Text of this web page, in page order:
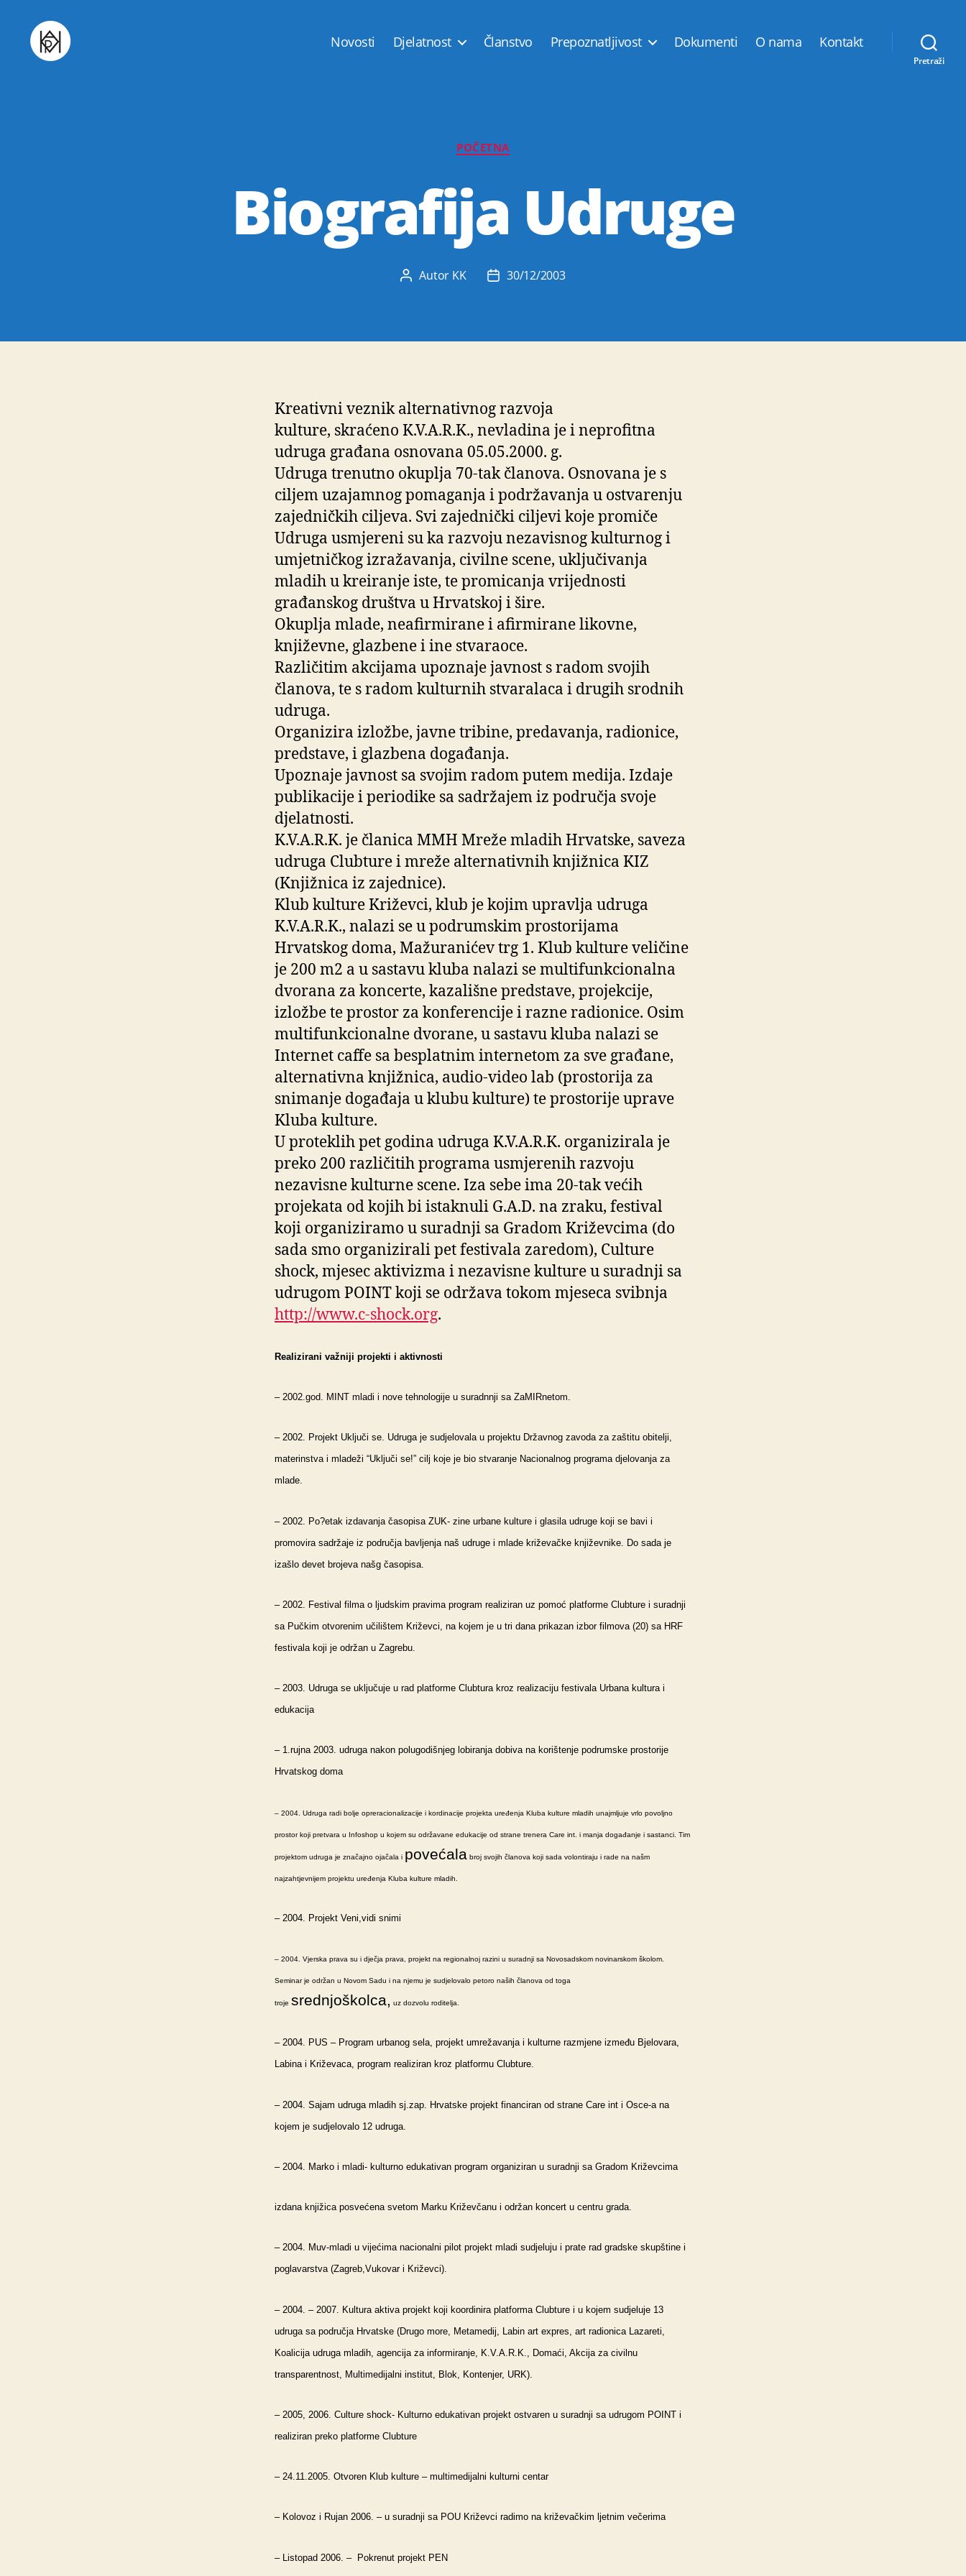
Novosti Djelatnost Članstvo Prepoznatljivost Dokumenti O nama Kontakt
Pretraži
Kategorije
POČETNA
Biografija Udruge
AutorAutor KK
Datum
30/12/2003
Kreativni veznik alternativnog razvoja
kulture, skraćeno K.V.A.R.K., nevladina je i neprofitna
udruga građana osnovana 05.05.2000. g.
Udruga trenutno okuplja 70-tak članova. Osnovana je s
ciljem uzajamnog pomaganja i podržavanja u ostvarenju
zajedničkih ciljeva. Svi zajednički ciljevi koje promiče
Udruga usmjereni su ka razvoju nezavisnog kulturnog i
umjetničkog izražavanja, civilne scene, uključivanja
mladih u kreiranje iste, te promicanja vrijednosti
građanskog društva u Hrvatskoj i šire.
Okuplja mlade, neafirmirane i afirmirane likovne,
književne, glazbene i ine stvaraoce.
Različitim akcijama upoznaje javnost s radom svojih
članova, te s radom kulturnih stvaralaca i drugih srodnih
udruga.
Organizira izložbe, javne tribine, predavanja, radionice,
predstave, i glazbena događanja.
Upoznaje javnost sa svojim radom putem medija. Izdaje
publikacije i periodike sa sadržajem iz područja svoje
djelatnosti.
K.V.A.R.K. je članica MMH Mreže mladih Hrvatske, saveza
udruga Clubture i mreže alternativnih knjižnica KIZ
(Knjižnica iz zajednice).
Klub kulture Križevci, klub je kojim upravlja udruga
K.V.A.R.K., nalazi se u podrumskim prostorijama
Hrvatskog doma, Mažuranićev trg 1. Klub kulture veličine
je 200 m2 a u sastavu kluba nalazi se multifunkcionalna
dvorana za koncerte, kazališne predstave, projekcije,
izložbe te prostor za konferencije i razne radionice. Osim
multifunkcionalne dvorane, u sastavu kluba nalazi se
Internet caffe sa besplatnim internetom za sve građane,
alternativna knjižnica, audio-video lab (prostorija za
snimanje događaja u klubu kulture) te prostorije uprave
Kluba kulture.
U proteklih pet godina udruga K.V.A.R.K. organizirala je
preko 200 različitih programa usmjerenih razvoju
nezavisne kulturne scene. Iza sebe ima 20-tak većih
projekata od kojih bi istaknuli G.A.D. na zraku, festival
koji organiziramo u suradnji sa Gradom Križevcima (do
sada smo organizirali pet festivala zaredom), Culture
shock, mjesec aktivizma i nezavisne kulture u suradnji sa
udrugom POINT koji se održava tokom mjeseca svibnja
http://www.c-shock.org.
Realizirani važniji projekti i aktivnosti
– 2002.god. MINT mladi i nove tehnologije u suradnnji sa ZaMIRnetom.
– 2002. Projekt Uključi se. Udruga je sudjelovala u projektu Državnog zavoda za zaštitu obitelji,
materinstva i mladeži “Uključi se!” cilj koje je bio stvaranje Nacionalnog programa djelovanja za
mlade.
– 2002. Po?etak izdavanja časopisa ZUK- zine urbane kulture i glasila udruge koji se bavi i
promovira sadržaje iz područja bavljenja naš udruge i mlade križevačke književnike. Do sada je
izašlo devet brojeva našg časopisa.
– 2002. Festival filma o ljudskim pravima program realiziran uz pomoć platforme Clubture i suradnji
sa Pučkim otvorenim učilištem Križevci, na kojem je u tri dana prikazan izbor filmova (20) sa HRF
festivala koji je održan u Zagrebu.
– 2003. Udruga se uključuje u rad platforme Clubtura kroz realizaciju festivala Urbana kultura i
edukacija
– 1.rujna 2003. udruga nakon polugodišnjeg lobiranja dobiva na korištenje podrumske prostorije
Hrvatskog doma
– 2004. Udruga radi bolje opreracionalizacije i kordinacije projekta uređenja Kluba kulture mladih unajmljuje vrlo povoljno
prostor koji pretvara u Infoshop u kojem su održavane edukacije od strane trenera Care int. i manja događanje i sastanci. Tim
projektom udruga je značajno ojačala i povećala broj svojih članova koji sada volontiraju i rade na našm
najzahtjevnijem projektu uređenja Kluba kulture mladih.
– 2004. Projekt Veni,vidi snimi
– 2004. Vjerska prava su i dječja prava, projekt na regionalnoj razini u suradnji sa Novosadskom novinarskom školom.
Seminar je održan u Novom Sadu i na njemu je sudjelovalo petoro naših članova od toga
troje srednjoškolca, uz dozvolu roditelja.
– 2004. PUS – Program urbanog sela, projekt umrežavanja i kulturne razmjene između Bjelovara,
Labina i Križevaca, program realiziran kroz platformu Clubture.
– 2004. Sajam udruga mladih sj.zap. Hrvatske projekt financiran od strane Care int i Osce-a na
kojem je sudjelovalo 12 udruga.
– 2004. Marko i mladi- kulturno edukativan program organiziran u suradnji sa Gradom Križevcima
izdana knjižica posvećena svetom Marku Križevčanu i održan koncert u centru grada.
– 2004. Muv-mladi u vijećima nacionalni pilot projekt mladi sudjeluju i prate rad gradske skupštine i
poglavarstva (Zagreb,Vukovar i Križevci).
– 2004. – 2007. Kultura aktiva projekt koji koordinira platforma Clubture i u kojem sudjeluje 13
udruga sa područja Hrvatske (Drugo more, Metamedij, Labin art expres, art radionica Lazareti,
Koalicija udruga mladih, agencija za informiranje, K.V.A.R.K., Domaći, Akcija za civilnu
transparentnost, Multimedijalni institut, Blok, Kontenjer, URK).
– 2005, 2006. Culture shock- Kulturno edukativan projekt ostvaren u suradnji sa udrugom POINT i
realiziran preko platforme Clubture
– 24.11.2005. Otvoren Klub kulture – multimedijalni kulturni centar
– Kolovoz i Rujan 2006. – u suradnji sa POU Križevci radimo na križevačkim ljetnim večerima
– Listopad 2006. – Pokrenut projekt PEN